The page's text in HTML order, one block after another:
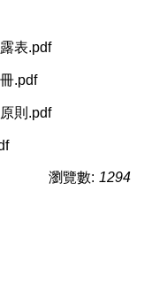
表.pdf
.pdf
則.pdf
瀏覽數: 1294